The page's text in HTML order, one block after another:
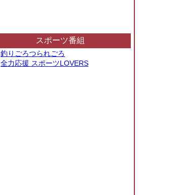
スポーツ番組
釣りごろつられごろ
全力応援 スポーツLOVERS